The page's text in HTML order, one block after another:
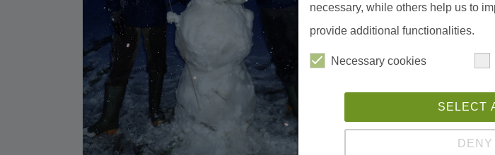
Im
werden wir uns während
Exkursion in den
Wiesen weiter dem
den Wintergästen
necessary, while others help us to
provide additional functionalities.
Necessary cookies
SELECT
DENY